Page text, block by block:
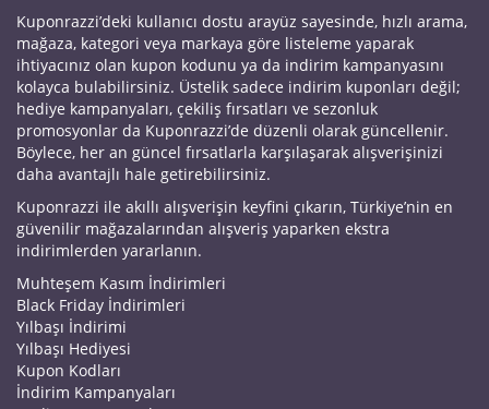
Kuponrazzi’deki kullanıcı dostu arayüz sayesinde, hızlı arama,
mağaza, kategori veya markaya göre listeleme yaparak
ihtiyacınız olan kupon kodunu ya da indirim kampanyasını
kolayca bulabilirsiniz. Üstelik sadece indirim kuponları değil;
hediye kampanyaları, çekiliş fırsatları ve sezonluk
promosyonlar da Kuponrazzi’de düzenli olarak güncellenir.
Böylece, her an güncel fırsatlarla karşılaşarak alışverişinizi
daha avantajlı hale getirebilirsiniz.
Kuponrazzi ile akıllı alışverişin keyfini çıkarın, Türkiye’nin en
güvenilir mağazalarından alışveriş yaparken ekstra
indirimlerden yararlanın.
Muhteşem Kasım İndirimleri
Black Friday İndirimleri
Yılbaşı İndirimi
Yılbaşı Hediyesi
Kupon Kodları
İndirim Kampanyaları